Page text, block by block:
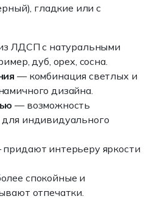
гладкие или с
ЛДСП с натуральными
дуб, орех, сосна.
— комбинация светлых и
дизайна.
— возможность
индивидуального
интерьеру яркости
спокойные и
отпечатки.